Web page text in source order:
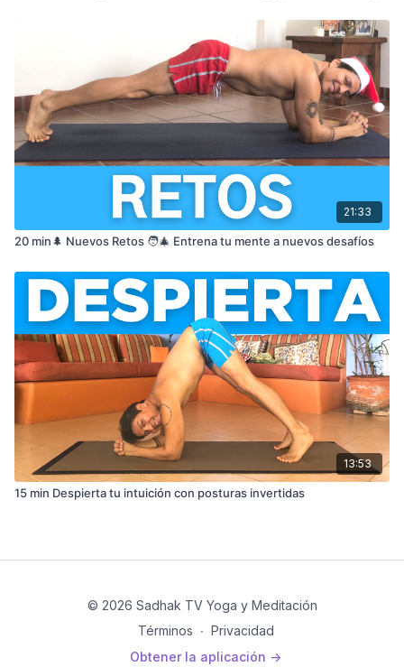
21:33
20 min🌲 Nuevos Retos 🧑‍🎄 Entrena tu mente a nuevos desafíos
13:53
15 min Despierta tu intuición con posturas invertidas
© 2026 Sadhak TV Yoga y Meditación
Términos ∙ Privacidad
Obtener la aplicación ->